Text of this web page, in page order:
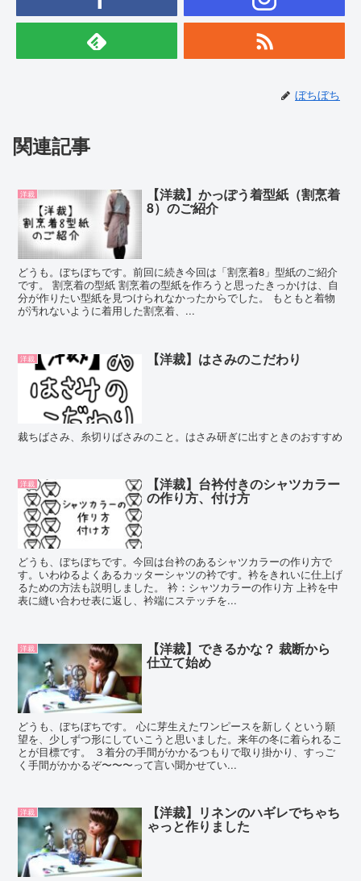
ぼちぼち
関連記事
洋裁 【洋裁】かっぽう着型紙（割烹着
8）のご紹介
どうも。ぼちぼちです。前回に続き今回は「割烹着8」型紙のご紹介
です。 割烹着の型紙 割烹着の型紙を作ろうと思ったきっかけは、自
分が作りたい型紙を見つけられなかったからでした。 もともと着物
が汚れないように着用した割烹着、...
洋裁 【洋裁】はさみのこだわり
裁ちばさみ、糸切りばさみのこと。はさみ研ぎに出すときのおすすめ
洋裁 【洋裁】台衿付きのシャツカラー
の作り方、付け方
どうも、ぼちぼちです。今回は台衿のあるシャツカラーの作り方で
す。いわゆるよくあるカッターシャツの衿です。衿をきれいに仕上げ
るための方法も説明しました。 衿：シャツカラーの作り方 上衿を中
表に縫い合わせ表に返し、衿端にステッチを...
洋裁 【洋裁】できるかな？ 裁断から
仕立て始め
どうも、ぼちぼちです。 心に芽生えたワンピースを新しくという願
望を、少しずつ形にしていこうと思いました。来年の冬に着られるこ
とが目標です。 ３着分の手間がかかるつもりで取り掛かり、すっご
く手間がかかるぞ〜〜〜って言い聞かせてい...
洋裁 【洋裁】リネンのハギレでちゃち
ゃっと作りました